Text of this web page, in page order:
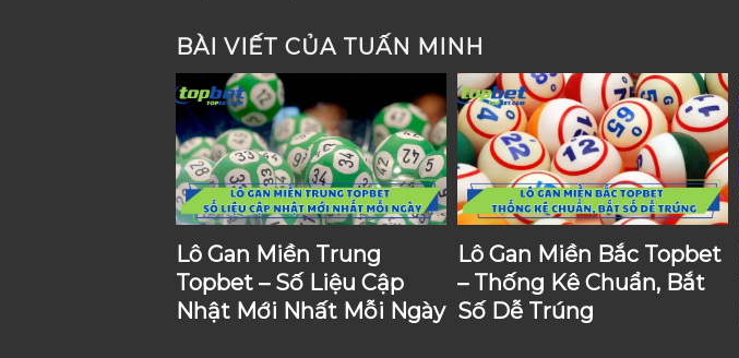
BÀI VIẾT CỦA TUẤN MINH
Lô Gan Miền Trung
Topbet – Số Liệu Cập
Nhật Mới Nhất Mỗi Ngày
Lô Gan Miền Bắc Topbet
– Thống Kê Chuẩn, Bắt
Số Dễ Trúng